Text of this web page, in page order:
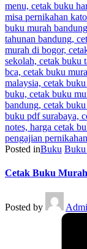
Posted inBuku Buku
Cetak Buku Murah
Posted by